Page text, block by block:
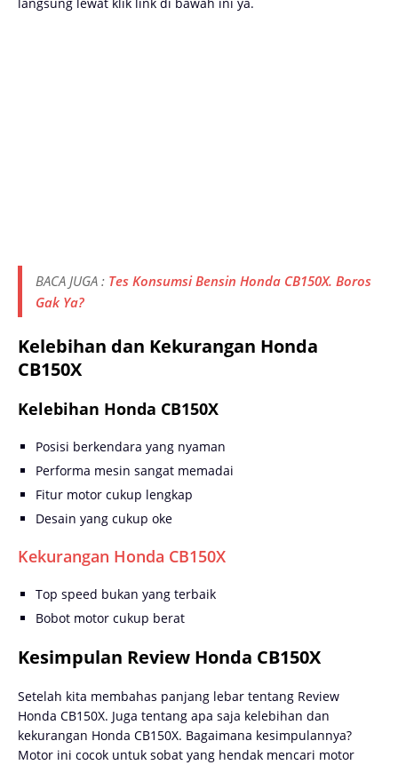
BACA JUGA : Tes Konsumsi Bensin Honda CB150X. Boros
Gak Ya?
Kelebihan dan Kekurangan Honda
CB150X
Kelebihan Honda CB150X
Posisi berkendara yang nyaman
Performa mesin sangat memadai
Fitur motor cukup lengkap
Desain yang cukup oke
Kekurangan Honda CB150X
Top speed bukan yang terbaik
Bobot motor cukup berat
Kesimpulan Review Honda CB150X
Setelah kita membahas panjang lebar tentang Review
Honda CB150X. Juga tentang apa saja kelebihan dan
kekurangan Honda CB150X. Bagaimana kesimpulannya?
Motor ini cocok untuk sobat yang hendak mencari motor